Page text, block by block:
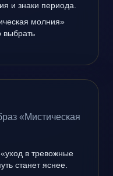
и знаки периода.
молния»
выбрать
«Мистическая
в тревожные
станет яснее.